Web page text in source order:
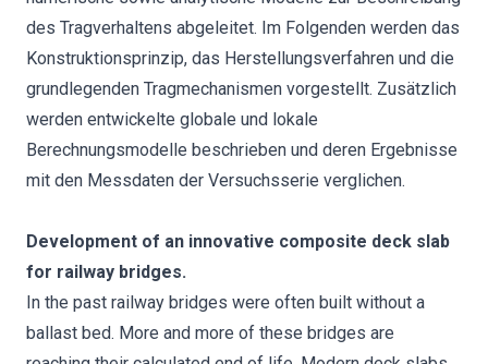
des Tragverhaltens abgeleitet. Im Folgenden werden das
Konstruktionsprinzip, das Herstellungsverfahren und die
grundlegenden Tragmechanismen vorgestellt. Zusätzlich
werden entwickelte globale und lokale
Berechnungsmodelle beschrieben und deren Ergebnisse
mit den Messdaten der Versuchsserie verglichen.
Development of an innovative composite deck slab
for railway bridges.
In the past railway bridges were often built without a
ballast bed. More and more of these bridges are